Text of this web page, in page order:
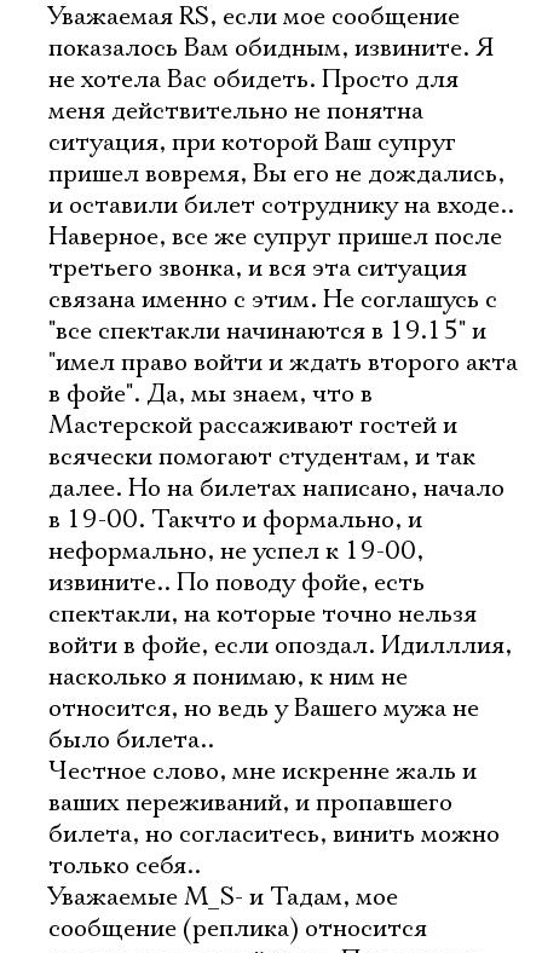
Уважаемая RS, если мое сообщение
показалось Вам обидным, извините. Я
не хотела Вас обидеть. Просто для
меня действительно не понятна
ситуация, при которой Ваш супруг
пришел вовремя, Вы его не дождались,
и оставили билет сотруднику на входе..
Наверное, все же супруг пришел после
третьего звонка, и вся эта ситуация
связана именно с этим. Не соглашусь с
"все спектакли начинаются в 19.15" и
"имел право войти и ждать второго акта
в фойе". Да, мы знаем, что в
Мастерской рассаживают гостей и
всячески помогают студентам, и так
далее. Но на билетах написано, начало
в 19-00. Такчто и формально, и
неформально, не успел к 19-00,
извините.. По поводу фойе, есть
спектакли, на которые точно нельзя
войти в фойе, если опоздал. Идилллия,
насколько я понимаю, к ним не
относится, но ведь у Вашего мужа не
было билета..
Честное слово, мне искренне жаль и
ваших переживаний, и пропавшего
билета, но согласитесь, винить можно
только себя..
Уважаемые M_S- и Тадам, мое
сообщение (реплика) относится